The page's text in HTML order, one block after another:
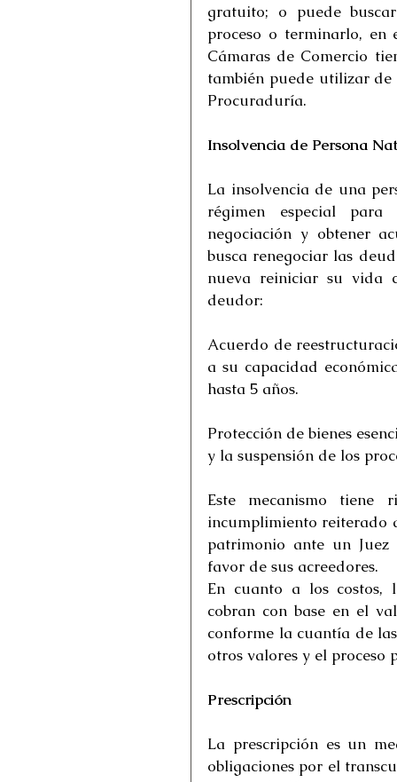
gratuito; o puede
proceso o terminarlo, en
Cámaras de Comercio
también puede utilizar
Procuraduría.
Insolvencia de Persona
La insolvencia de una
régimen especial
negociación y obtener
busca renegociar las
nueva reiniciar su vida
deudor:
Acuerdo de
a su capacidad
hasta 5 años.
Protección de bienes
y la suspensión de los
Este mecanismo
incumplimiento reiterado
patrimonio ante un
favor de sus acreedores.
En cuanto a los costos,
cobran con base en el
conforme la cuantía de
otros valores y el proceso
Prescripción
La prescripción es un
obligaciones por el